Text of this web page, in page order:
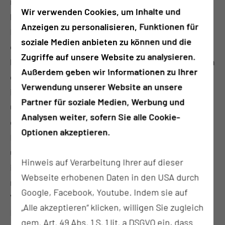
bekommen konnte. “, sagt Dr. Stefan Kliesch.
Dieses Gerät zeichnet sich nicht nur durch eine
extrem hohe Untersuchungsgeschwindigkeit bei
herausragender Bildqualität aus, sondern kann auch
die Durchblutung nahezu des gesamten Gehirns
innerhalb kürzester Zeit darstellen (sogenannte
Ganzhirnperfusionsbildgebung). Außerdem erkennt
das Gerät automatisiert Einblutungen im
Hirngewebe und kennzeichnet im Fall einer
unterbrochenen Blutzufuhr, die bereits potentiell
irreversibel geschädigten und auch die potentiell
rettbaren Anteile des Gehirns. „Es ist ein großer
Vorteil, dass sich das CT-Gerät direkt in der
Notaufnahme befindet. Somit kann zusätzlich Zeit
Wir verwenden Cookies, um Inhalte und
Anzeigen zu personalisieren, Funktionen für
soziale Medien anbieten zu können und die
Zugriffe auf unsere Website zu analysieren.
Außerdem geben wir Informationen zu Ihrer
Verwendung unserer Website an unsere
Partner für soziale Medien, Werbung und
Analysen weiter, sofern Sie alle Cookie-
Optionen akzeptieren.
Hinweis auf Verarbeitung Ihrer auf dieser
Webseite erhobenen Daten in den USA durch
Google, Facebook, Youtube. Indem sie auf
„Alle akzeptieren“ klicken, willigen Sie zugleich
gem. Art. 49 Abs. 1 S. 1 lit. a DSGVO ein, dass